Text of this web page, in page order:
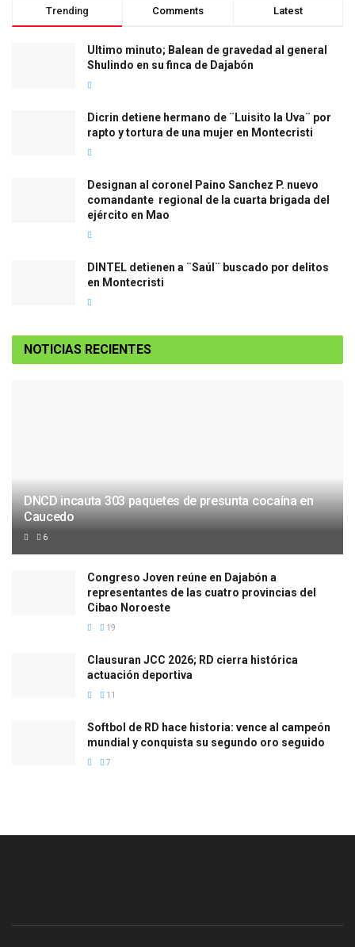
Trending Comments Latest
Ultimo minuto; Balean de gravedad al general
Shulindo en su finca de Dajabón
Dicrin detiene hermano de ¨Luisito la Uva¨ por
rapto y tortura de una mujer en Montecristi
Designan al coronel Paino Sanchez P. nuevo
comandante regional de la cuarta brigada del
ejército en Mao
DINTEL detienen a ¨Saúl¨ buscado por delitos
en Montecristi
NOTICIAS RECIENTES
DNCD incauta 303 paquetes de presunta cocaína en
Caucedo
6
Congreso Joven reúne en Dajabón a
representantes de las cuatro provincias del
Cibao Noroeste
19
Clausuran JCC 2026; RD cierra histórica
actuación deportiva
11
Softbol de RD hace historia: vence al campeón
mundial y conquista su segundo oro seguido
7